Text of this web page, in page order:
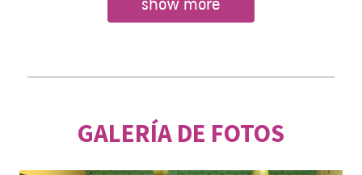
show more
GALERÍA DE FOTOS